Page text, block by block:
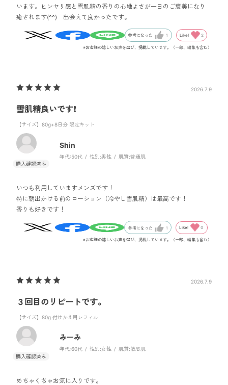
います。ヒンヤリ感と雪肌精の香りの心地よさが一日のご褒美になり
癒されます(^^) 出会えて良かったです。
参考になった 1 Like! 2
※お客様の嬉しいお声を選び、掲載しています。（一部、編集も含む）
2026.7.9
雪肌精良いです❗️
【サイズ】80g+8日分 限定キット
Shin
年代:50代 性別:男性 肌質:普通肌
いつも利用していますメンズです！
特に朝出かける前のローション（冷やし雪肌精）は最高です！
香りも好きです！
参考になった 1 Like! 0
※お客様の嬉しいお声を選び、掲載しています。（一部、編集も含む）
2026.7.9
３回目のリピートです。
【サイズ】80g 付けかえ用レフィル
みーみ
年代:60代 性別:女性 肌質:敏感肌
めちゃくちゃお気に入りです。